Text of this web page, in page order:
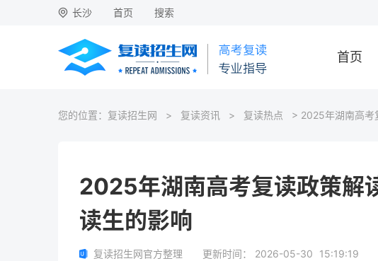
长沙 首页 搜索
首页
您的位置： 复读招生网 > 复读资讯 > 复读热点 > 2025年湖南高考
2025年湖南高考复读政策解
读生的影响
复读招生网官方整理 更新时间： 2026-05-30 15:19:19